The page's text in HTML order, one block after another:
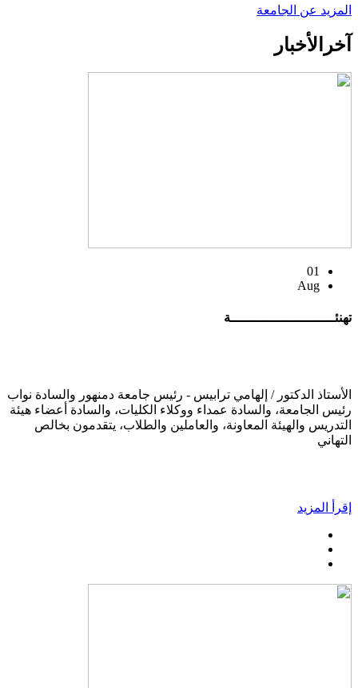
المزيد عن الجامعة
آخر الأخبار
01
Aug
تهنئــــــــــــــــــــــــــة
الأستاذ الدكتور / إلهامي ترابيس - رئيس جامعة دمنهور والسادة نواب
رئيس الجامعة، والسادة عمداء ووكلاء الكليات، والسادة أعضاء هيئة
التدريس والهيئة المعاونة، والعاملين والطلاب، يتقدمون بخالص
التهاني
إقرأ المزيد